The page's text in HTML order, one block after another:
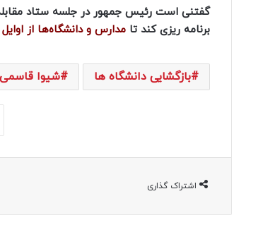
گفتنی است رئیس جمهور در جلسه ستاد مقابله
برنامه ریزی کند تا مدارس و دانشگاه‌ها از
بازگشایی دانشگاه ها شیوا قاسمی
اشتراک گذاری